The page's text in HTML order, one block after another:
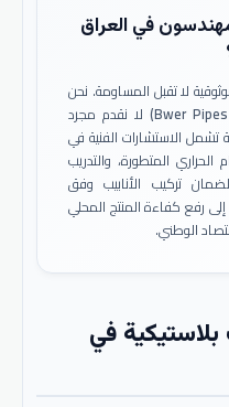
في العراق
لا تقبل المساومة. نحن
لا نقدم مجرد
تشمل الاستشارات الفنية في
المتطورة، والتدريب
لضمان تركيب الأنابيب وفق
رفع كفاءة المنتج المحلي
الوطني.
بلاستيكية في